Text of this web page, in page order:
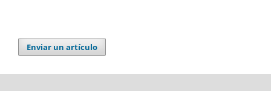
Enviar un artículo